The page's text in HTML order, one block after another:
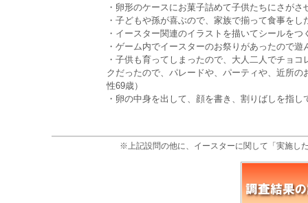
・卵形のケースにお菓子詰めて子供たちにさがさ
・子どもや孫が喜ぶので、家族で揃って食事をし
・イースター関連のイラストを描いてシールをつ
・ゲーム内でイースターのお祭りがあったので遊
・子供も育ってしまったので、大人二人でチョ
クだったので、パレードや、パーティや、近所
性69歳）
・卵の中身を出して、顔を書き、割りばしを指
※上記設問の他に、イースターに関して「実施し